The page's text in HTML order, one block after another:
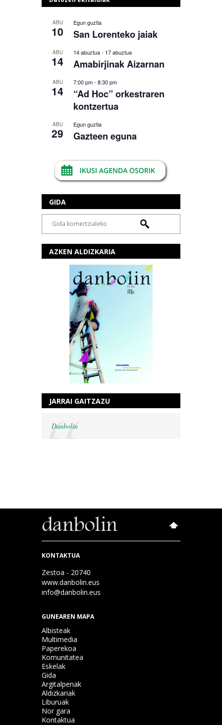
ABU
10
Egun guztia
San Lorenteko jaiak
ABU
14
14 abuztua- 17 abuztua
Amabirjinak Aizarnan
ABU
14
7:00 pm- 8:30 pm
“Ad Hoc” orkestraren
kontzertua
ABU
29
Egun guztia
Gazteen eguna
GIDA
AZKEN ALDIZKARIA
JARRAI GAITZAZU
Danbolin
KONTAKTUA
Zestoa - 20740
www.danbolin.eus
info@danbolin.eus
GUNEAREN MAPA
Albisteak
Multimedia
Paperekoa
Komunitatea
Eskelak
Gida
Argitalpenak
Aldizkariak
Liburuak
Nor gara
Kontaktua